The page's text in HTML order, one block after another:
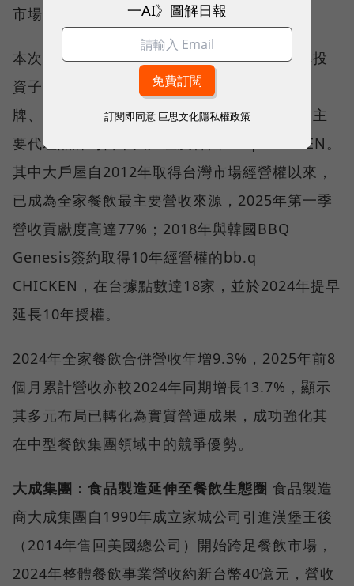
市場影響力。
本次調查業者中，全家餐飲為全家便利商店轉投
資子公司，事業布局涵蓋代理海外連鎖餐飲品
牌、自創品牌以及投資台灣具潛力餐飲品牌。主
要代理品牌為日本大戶屋及韓國bb.q CHICKEN。
其中大戶屋自2012年取得台灣市場經營權以來，
已成為全家餐飲最主要營收來源，2025年第一季
營收貢獻度高達77%；2018年與韓國BBQ
Genesis簽約取得10年經營權的bb.q
CHICKEN，在台據點數達18家，並於2024年提早
延長10年授權。
2024年全家餐飲合併營收年增9.3%，2025年前8
個月累計營收亦較2024年同期增長13.7%，顯示
其多元布局已轉化為實質營運成果，成功強化其
在中型餐飲集團領域中的競爭優勢。
大成集團：食品製造延伸至餐飲生態圈 食品製造
商大成集團自1990年成立家城公司引進漢堡王後
（2014年售回美國總公司）開始跨足餐飲市場，
2024年整體餐飲事業營收約新台幣40億元，營收
一AI》圖解日報
訂閱即同意 巨思文化隱私權政策